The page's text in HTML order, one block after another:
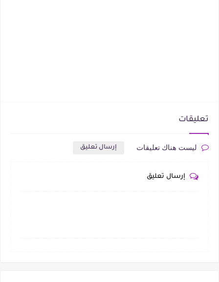
تعليقات
ليست هناك تعليقات إرسال تعليق
إرسال تعليق